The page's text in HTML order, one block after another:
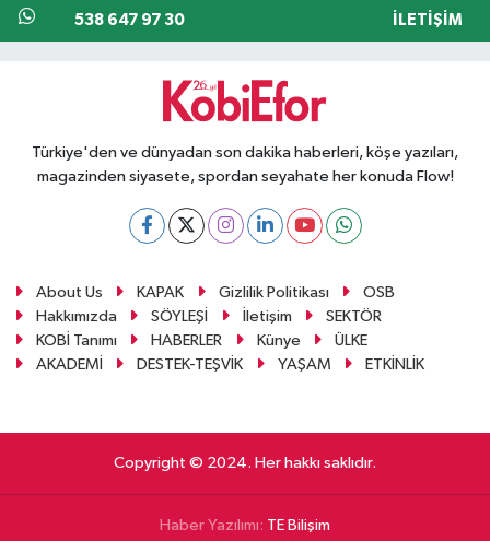
538 647 97 30 İLETIŞIM
Türkiye'den ve dünyadan son dakika haberleri, köşe yazıları,
magazinden siyasete, spordan seyahate her konuda Flow!
About Us KAPAK Gizlilik Politikası
OSB
Hakkımızda
SÖYLEŞİ İletişim
SEKTÖR
KOBİ Tanımı
HABERLER Künye
ÜLKE
AKADEMİ
DESTEK-TEŞVİK YAŞAM ETKİNLİK
Copyright © 2024. Her hakkı saklıdır.
Haber Yazılımı: TE Bilişim